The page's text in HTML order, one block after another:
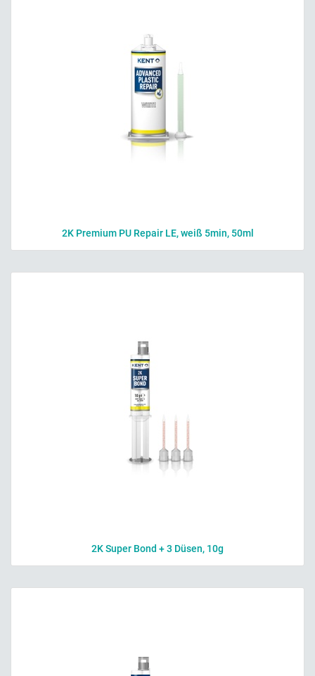
2K Premium PU Repair LE, weiß 5min, 50ml
2K Super Bond + 3 Düsen, 10g